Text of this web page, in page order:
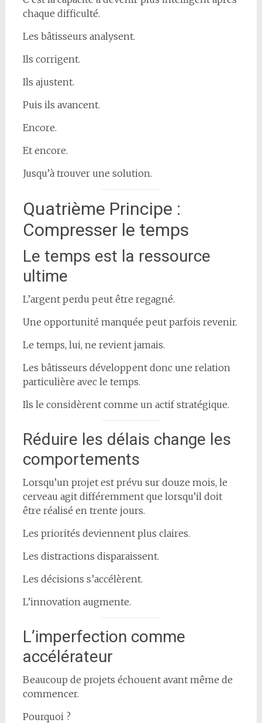
chaque difficulté.
Les bâtisseurs analysent.
Ils corrigent.
Ils ajustent.
Puis ils avancent.
Encore.
Et encore.
Jusqu’à trouver une solution.
Quatrième Principe :
Compresser le temps
Le temps est la ressource
ultime
L’argent perdu peut être regagné.
Une opportunité manquée peut parfois revenir.
Le temps, lui, ne revient jamais.
Les bâtisseurs développent donc une relation
particulière avec le temps.
Ils le considèrent comme un actif stratégique.
Réduire les délais change les
comportements
Lorsqu’un projet est prévu sur douze mois, le
cerveau agit différemment que lorsqu’il doit
être réalisé en trente jours.
Les priorités deviennent plus claires.
Les distractions disparaissent.
Les décisions s’accélèrent.
L’innovation augmente.
L’imperfection comme
accélérateur
Beaucoup de projets échouent avant même de
commencer.
Pourquoi ?